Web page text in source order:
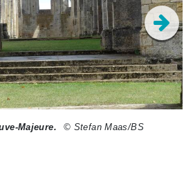
Majeure. © Stefan Maas/BS